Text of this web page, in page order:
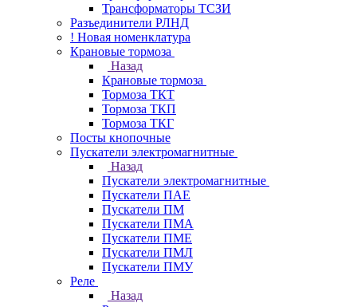
Трансформаторы ТСЗИ
Разъединители РЛНД
! Новая номенклатура
Крановые тормоза
Назад
Крановые тормоза
Тормоза ТКТ
Тормоза ТКП
Тормоза ТКГ
Посты кнопочные
Пускатели электромагнитные
Назад
Пускатели электромагнитные
Пускатели ПАЕ
Пускатели ПМ
Пускатели ПМА
Пускатели ПМЕ
Пускатели ПМЛ
Пускатели ПМУ
Реле
Назад